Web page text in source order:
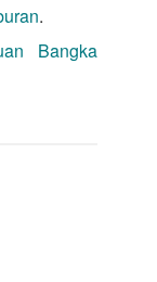
.
Bangka